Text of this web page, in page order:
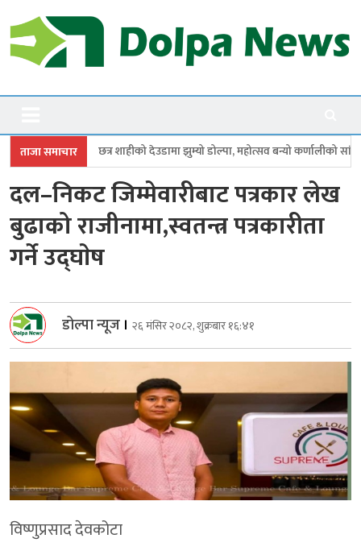
to
content
Dolpanews
ताजा समाचार
देउडामा झुम्यो डोल्पा, महोत्सव बन्यो कर्णालीको सांगीतिक उत्सव
दल–निकट जिम्मेवारीबाट पत्रकार लेख
बुढाको राजीनामा,स्वतन्त्र पत्रकारीता
गर्ने उद्घाेष
डोल्पा न्यूज । २६ मंसिर २०८२, शुक्रबार १६:४१
विष्णुप्रसाद देवकोटा